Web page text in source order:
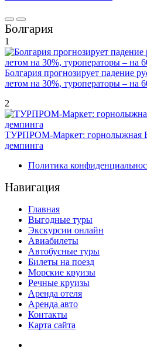
Болгария
1
Болгария прогнозирует падение
летом на 30%, туроператоры – на
2
ТУРПРОМ-Маркет: горнолыжная
демпинга
Политика
Навигация
Главная
Выгодные туры
Экскурсии онлайн
Авиабилеты
Автобусные туры
Билеты на поезд
Морские круизы
Речные круизы
Аренда отеля
Аренда авто
Контакты
Карта сайта